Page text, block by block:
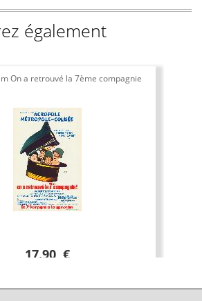
également
On a retrouvé la 7ème compagnie
17.90 €